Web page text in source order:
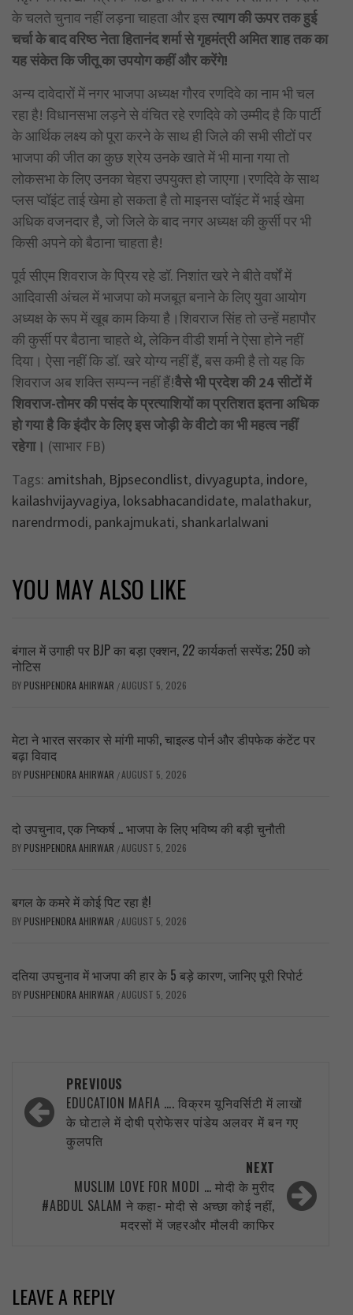
के चलते चुनाव नहीं लड़ना चाहता और इसत्याग की ऊपर तक हुई
चर्चा के बाद वरिष्ठ नेता हितानंद शर्मा से गृहमंत्री अमित शाह तक का
यह संकेत कि जीतू का उपयोग कहीं और करेंगे!
अन्य दावेदारों में नगर भाजपा अध्यक्ष गौरव रणदिवे का नाम भी चल
रहा है! विधानसभा लड़ने से वंचित रहे रणदिवे को उम्मीद है कि पार्टी
के आर्थिक लक्ष्य को पूरा करने के साथ ही जिले की सभी सीटों पर
भाजपा की जीत का कुछ श्रेय उनके खाते में भी माना गया तो
लोकसभा के लिए उनका चेहरा उपयुक्त हो जाएगा।रणदिवे के साथ
प्लस प्वॉइंट ताई खेमा हो सकता है तो माइनस प्वॉइंट में भाई खेमा
अधिक वजनदार है, जो जिले के बाद नगर अध्यक्ष की कुर्सी पर भी
किसी अपने को बैठाना चाहता है!
पूर्व सीएम शिवराज के प्रिय रहे डॉ. निशांत खरे ने बीते वर्षों में
आदिवासी अंचल में भाजपा को मजबूत बनाने के लिए युवा आयोग
अध्यक्ष के रूप में खूब काम किया है।शिवराज सिंह तो उन्हें महापौर
की कुर्सी पर बैठाना चाहते थे, लेकिन वीडी शर्मा ने ऐसा होने नहीं
दिया। ऐसा नहीं कि डॉ. खरे योग्य नहीं हैं, बस कमी है तो यह कि
शिवराज अब शक्ति सम्पन्न नहीं हैं!वैसे भी प्रदेश की 24 सीटों में
शिवराज-तोमर की पसंद के प्रत्याशियों का प्रतिशत इतना अधिक
हो गया है कि इंदौर के लिए इस जोड़ी के वीटो का भी महत्व नहीं
रहेगा। (साभार FB)
Tags: amitshah, Bjpsecondlist, divyagupta, indore,
kailashvijayvagiya, loksabhacandidate, malathakur,
narendrmodi, pankajmukati, shankarlalwani
YOU MAY ALSO LIKE
बंगाल में उगाही पर BJP का बड़ा एक्शन, 22 कार्यकर्ता सस्पेंड; 250 को
नोटिस
BY PUSHPENDRA AHIRWAR /AUGUST 5, 2026
मेटा ने भारत सरकार से मांगी माफी, चाइल्ड पोर्न और डीपफेक कंटेंट पर
बढ़ा विवाद
BY PUSHPENDRA AHIRWAR /AUGUST 5, 2026
दो उपचुनाव, एक निष्कर्ष .. भाजपा के लिए भविष्य की बड़ी चुनौती
BY PUSHPENDRA AHIRWAR /AUGUST 5, 2026
बगल के कमरे में कोई पिट रहा है!
BY PUSHPENDRA AHIRWAR /AUGUST 5, 2026
दतिया उपचुनाव में भाजपा की हार के 5 बड़े कारण, जानिए पूरी रिपोर्ट
BY PUSHPENDRA AHIRWAR /AUGUST 5, 2026
navigation
PREVIOUS
EDUCATION MAFIA …. विक्रम यूनिवर्सिटी में लाखों
के घोटाले में दोषी प्रोफेसर पांडेय अलवर में बन गए
कुलपति
NEXT
MUSLIM LOVE FOR MODI … मोदी के मुरीद
#ABDUL SALAM ने कहा- मोदी से अच्छा कोई नहीं,
मदरसों में जहरऔर मौलवी काफिर
LEAVE A REPLY